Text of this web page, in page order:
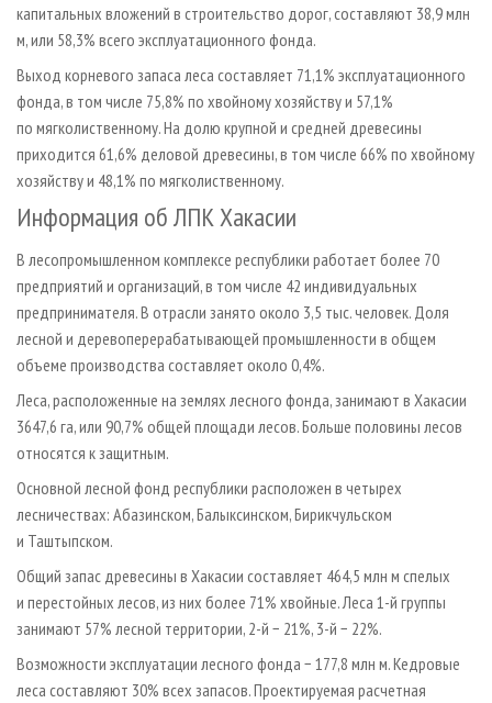
капитальных вложений в строительство дорог, составляют 38,9 млн
м, или 58,3% всего эксплуатационного фонда.
Выход корневого запаса леса составляет 71,1% эксплуатационного
фонда, в том числе 75,8% по хвойному хозяйству и 57,1%
по мягколиственному. На долю крупной и средней древесины
приходится 61,6% деловой древесины, в том числе 66% по хвойному
хозяйству и 48,1% по мягколиственному.
Информация об ЛПК Хакасии
В лесопромышленном комплексе республики работает более 70
предприятий и организаций, в том числе 42 индивидуальных
предпринимателя. В отрасли занято около 3,5 тыс. человек. Доля
лесной и деревоперерабатывающей промышленности в общем
объеме производства составляет около 0,4%.
Леса, расположенные на землях лесного фонда, занимают в Хакасии
3647,6 га, или 90,7% общей площади лесов. Больше половины лесов
относятся к защитным.
Основной лесной фонд республики расположен в четырех
лесничествах: Абазинском, Балыксинском, Бирикчульском
и Таштыпском.
Общий запас древесины в Хакасии составляет 464,5 млн м спелых
и перестойных лесов, из них более 71% хвойные. Леса 1-й группы
занимают 57% лесной территории, 2-й − 21%, 3-й − 22%.
Возможности эксплуатации лесного фонда − 177,8 млн м. Кедровые
леса составляют 30% всех запасов. Проектируемая расчетная